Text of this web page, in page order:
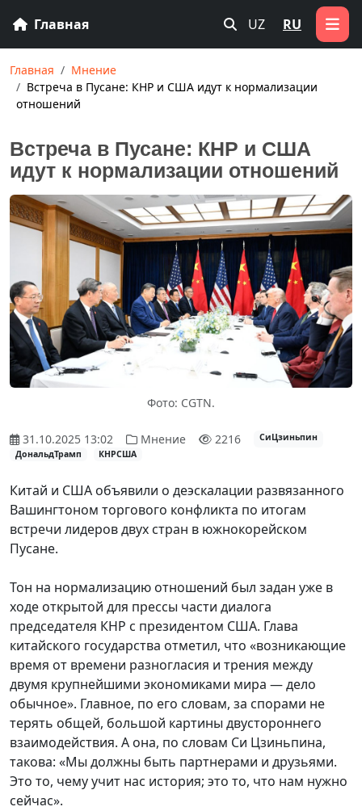
Главная UZ RU
Главная
Мнение
Встреча в Пусане: КНР и США идут к нормализации
отношений
Встреча в Пусане: КНР и США
идут к нормализации отношений
Фото: CGTN.
31.10.2025 13:02 Мнение 2216
СиЦзиньпин
ДональдТрамп
КНРСША
Китай и США объявили о деэскалации развязанного
Вашингтоном торгового конфликта по итогам
встречи лидеров двух стран в южнокорейском
Пусане.
Тон на нормализацию отношений был задан уже в
ходе открытой для прессы части диалога
председателя КНР с президентом США. Глава
китайского государства отметил, что «возникающие
время от времени разногласия и трения между
двумя крупнейшими экономиками мира —дело
обычное». Главное, по его словам, за спорами не
терять общей, большой картины двустороннего
взаимодействия. А она, по словам Си Цзиньпина,
такова: «Мы должны быть партнерами и друзьями.
Это то, чему учит нас история; это то, что нам нужно
сейчас».